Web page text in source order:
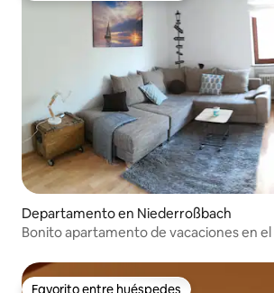
Departamento en Niederroßbach
Bonito apartamento de vacaciones en el
Favorito entre huéspedes